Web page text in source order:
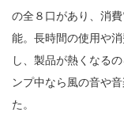
の全８口があり、消
能。長時間の使用や
し、製品が熱くなる
ンプ中なら風の音や
た。